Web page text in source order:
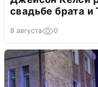
свадьбе брата
8 августа 0